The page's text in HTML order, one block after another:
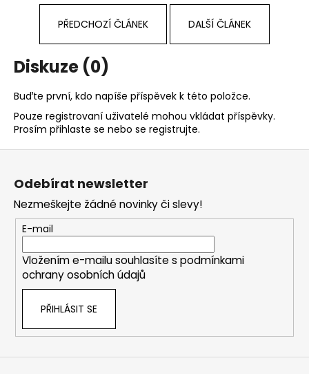
PŘEDCHOZÍ ČLÁNEK DALŠÍ ČLÁNEK
Diskuze (0)
Buďte první, kdo napíše příspěvek k této položce.
Pouze registrovaní uživatelé mohou vkládat příspěvky.
Prosím přihlaste se nebo se registrujte.
Z
Odebírat newsletter
Nezmeškejte žádné novinky či slevy!
E-mail
Vložením e-mailu souhlasíte s podmínkami
ochrany osobních údajů
PŘIHLÁSIT SE